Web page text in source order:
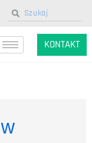
KONTAKT